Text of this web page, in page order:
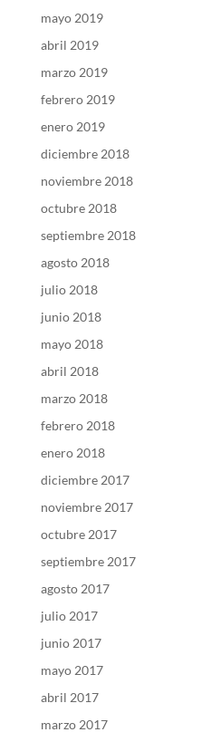
mayo 2019
abril 2019
marzo 2019
febrero 2019
enero 2019
diciembre 2018
noviembre 2018
octubre 2018
septiembre 2018
agosto 2018
julio 2018
junio 2018
mayo 2018
abril 2018
marzo 2018
febrero 2018
enero 2018
diciembre 2017
noviembre 2017
octubre 2017
septiembre 2017
agosto 2017
julio 2017
junio 2017
mayo 2017
abril 2017
marzo 2017